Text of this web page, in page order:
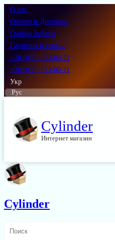
О нас
Оплата и Доставка
График работы
Гарантия и сервис
+38 (095) 513-00-11
+38 (093) 513-00-11
Укр
Рус
Cylinder
Интернет магазин
Cylinder